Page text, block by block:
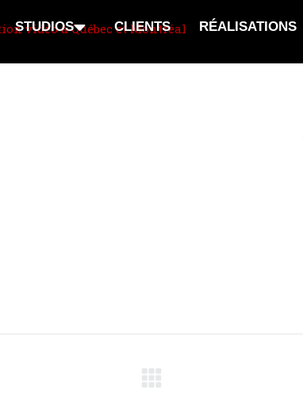
STUDIOS CLIENTS RÉALISATIONS